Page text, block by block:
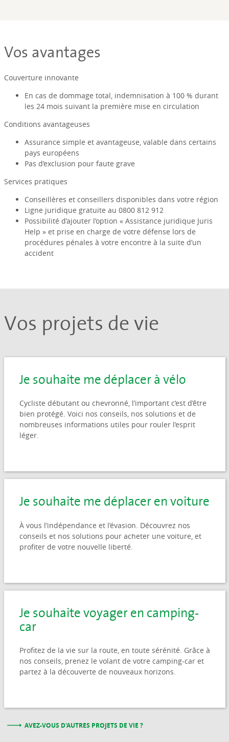
Vos avantages
Couverture innovante
En cas de dommage total, indemnisation à 100 % durant
les 24 mois suivant la première mise en circulation
Conditions avantageuses
Assurance simple et avantageuse, valable dans certains
pays européens
Pas d’exclusion pour faute grave
Services pratiques
Conseillères et conseillers disponibles dans votre région
Ligne juridique gratuite au 0800 812 912
Possibilité d’ajouter l’option « Assistance juridique Juris
Help » et prise en charge de votre défense lors de
procédures pénales à votre encontre à la suite d’un
accident
Vos projets de vie
Je souhaite me déplacer à vélo
Cycliste débutant ou chevronné, l’important c’est d’être
bien protégé. Voici nos conseils, nos solutions et de
nombreuses informations utiles pour rouler l’esprit
léger.
Je souhaite me déplacer en voiture
À vous l’indépendance et l’évasion. Découvrez nos
conseils et nos solutions pour acheter une voiture, et
profiter de votre nouvelle liberté.
Je souhaite voyager en camping-
car
Profitez de la vie sur la route, en toute sérénité. Grâce à
nos conseils, prenez le volant de votre camping-car et
partez à la découverte de nouveaux horizons.
AVEZ-VOUS D'AUTRES PROJETS DE VIE ?